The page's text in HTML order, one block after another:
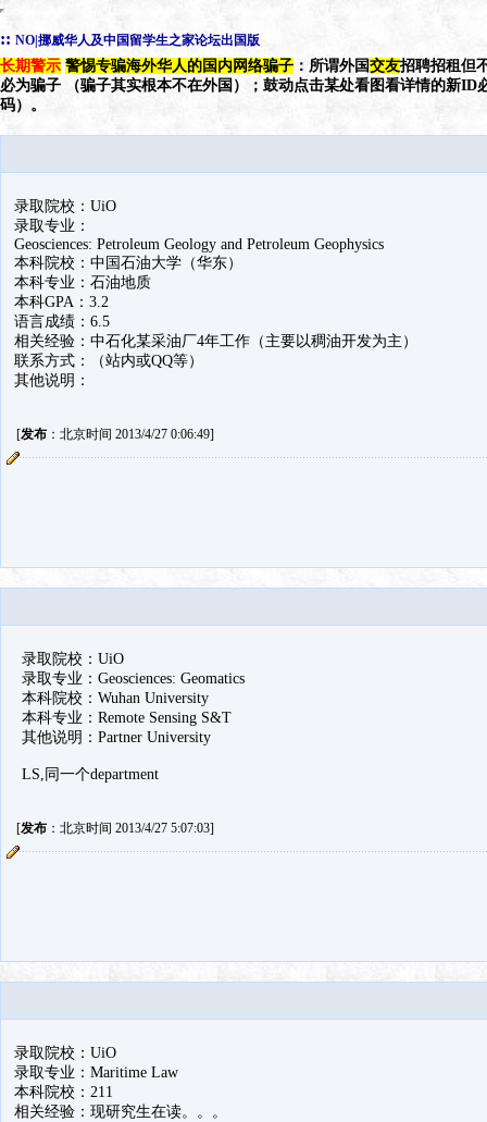
:: NO|挪威华人及中国留学生之家论坛出国版
长期警示 警惕专骗海外华人的国内网络骗子 ：所谓外国交友招聘招租但
必为骗子 （骗子其实根本不在外国）；鼓动点击某处看图看详情的新ID
码）。
录取院校：UiO
录取专业：
Geosciences: Petroleum Geology and Petroleum Geophysics
本科院校：中国石油大学（华东）
本科专业：石油地质
本科GPA：3.2
语言成绩：6.5
相关经验：中石化某采油厂4年工作（主要以稠油开发为主）
联系方式：（站内或QQ等）
其他说明：
[发布：北京时间 2013/4/27 0:06:49]
录取院校：UiO
录取专业：Geosciences: Geomatics
本科院校：Wuhan University
本科专业：Remote Sensing S&T
其他说明：Partner University
LS,同一个department
[发布：北京时间 2013/4/27 5:07:03]
录取院校：UiO
录取专业：Maritime Law
本科院校：211
相关经验：现研究生在读。。。